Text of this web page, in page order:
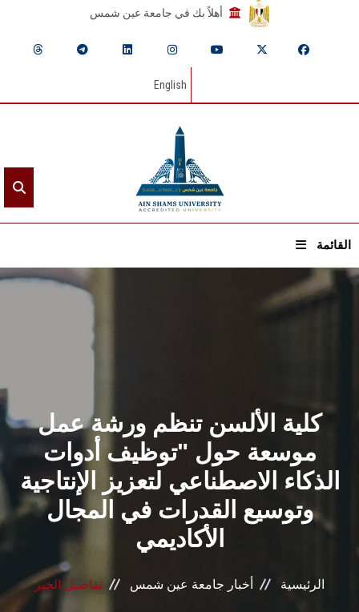
أهلاً بك في جامعة عين شمس
English
القائمة
الشئون الأكاديمية
البحث العلمي
الرعاية الصحية
المراكز والوحدات
الأنظمة الذكية
كلية الألسن تنظم ورشة عمل
موسعة حول "توظيف أدوات
الذكاء الاصطناعي لتعزيز الإنتاجية
وتوسيع القدرات في المجال
الأكاديمي
الرئيسية أخبار جامعة عين شمس تفاصيل الخبر